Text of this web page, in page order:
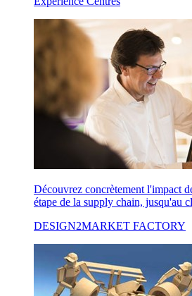
Découvrez concrètement l'impact
étape de la supply chain, jusqu'au
DESIGN2MARKET FACTORY